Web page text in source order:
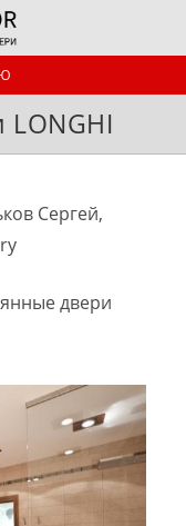
Сергей,
двери